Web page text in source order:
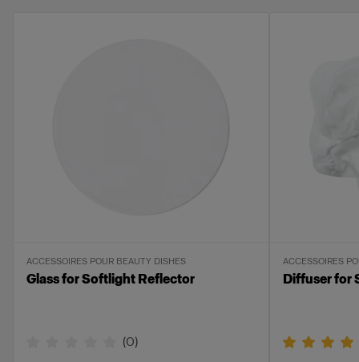
ACCESSOIRES POUR BEAUTY DISHES
Glass for Softlight Reflector
(0)
ACCESSOIRES
Diffuser for